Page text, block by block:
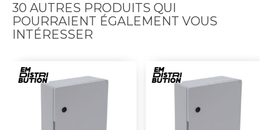
30 AUTRES PRODUITS QUI
POURRAIENT ÉGALEMENT VOUS
INTÉRESSER